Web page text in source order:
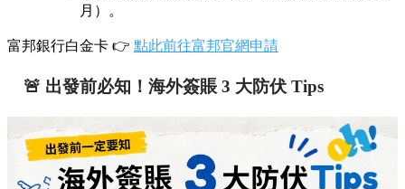
月）。
富邦銀行白金卡 👉 點此前往富邦官網申請
🚨 出發前必知！海外簽賬 3 大防伏 Tips